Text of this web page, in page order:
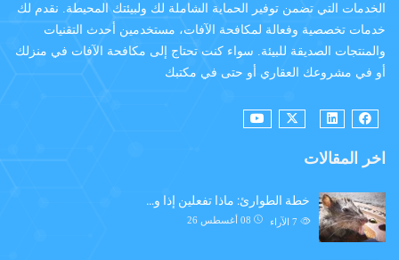
الخدمات التي تضمن توفير الحماية الشاملة لك ولبيئتك المحيطة. نقدم لك
خدمات تخصصية وفعالة لمكافحة الآفات، مستخدمين أحدث التقنيات
والمنتجات الصديقة للبيئة. سواء كنت تحتاج إلى مكافحة الآفات في منزلك
أو في مشروعك العقاري أو حتى في مكتبك
اخر المقالات
خطة الطوارئ: ماذا تفعلين إذا و…
08 أغسطس 26 الآراء